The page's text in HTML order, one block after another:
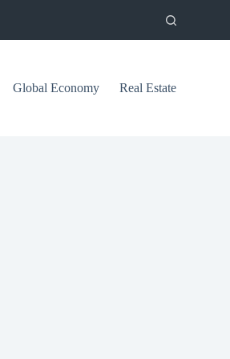
Global Economy Real Estate